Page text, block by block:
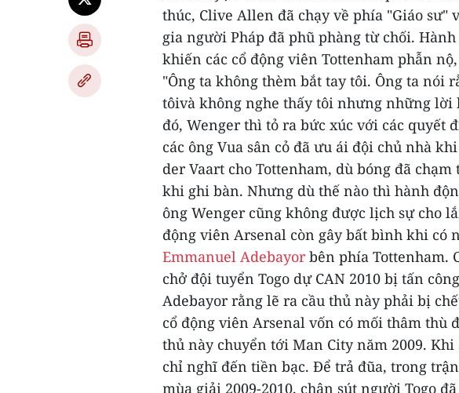
thúc, Clive Allen đã chạy về phía "Giáo sư"
gia người Pháp đã phũ phàng từ chối. Hành
khiến các cổ động viên Tottenham phẫn
"Ông ta không thèm bắt tay tôi. Ông ta nói
tôivà không nghe thấy tôi nhưng những lời
đó, Wenger thì tỏ ra bức xúc với các quyết
các ông Vua sân cỏ đã ưu ái đội chủ nhà
der Vaart cho Tottenham, dù bóng đã
khi ghi bàn. Nhưng dù thế nào thì hành
ông Wenger cũng không được lịch sự cho
động viên Arsenal còn gây bất bình khi có
Emmanuel Adebayorbên phía Tottenham.
chở đội tuyển Togo dự CAN 2010 bị tấn
Adebayor rằng lẽ ra cầu thủ này phải bị
cổ động viên Arsenal vốn có mối thâm thù
thủ này chuyển tới Man City năm 2009. Khi
chỉ nghĩ đến tiền bạc. Để trả đũa, trong
mùa giải 2009-2010, chân sút người Togo